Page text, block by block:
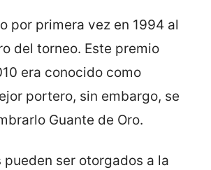
por primera vez en 1994 al
del torneo. Este premio
era conocido como
portero, sin embargo, se
Guante de Oro.
pueden ser otorgados a la